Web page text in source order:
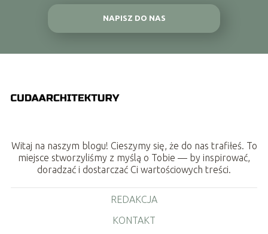
NAPISZ DO NAS
Witaj na naszym blogu! Cieszymy się, że do nas trafiłeś. To
miejsce stworzyliśmy z myślą o Tobie — by inspirować,
doradzać i dostarczać Ci wartościowych treści.
REDAKCJA
KONTAKT